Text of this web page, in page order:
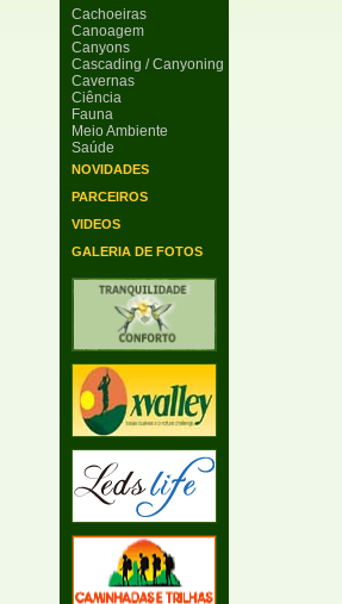
Cachoeiras
Canoagem
Canyons
Cascading / Canyoning
Cavernas
Ciência
Fauna
Meio Ambiente
Saúde
NOVIDADES
PARCEIROS
VIDEOS
GALERIA DE FOTOS